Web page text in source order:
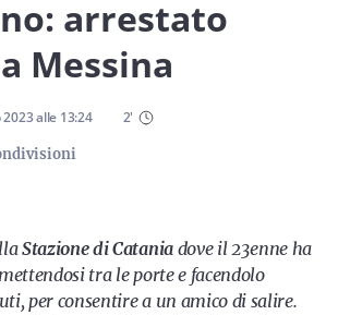
con le ultime news, iscriviti alla
arrestato
Messina
2023alle 13:24 2'
Stazione di Cataniadove il 23enne ha
tra le porte e facendolo
per consentire a un amico di salire.